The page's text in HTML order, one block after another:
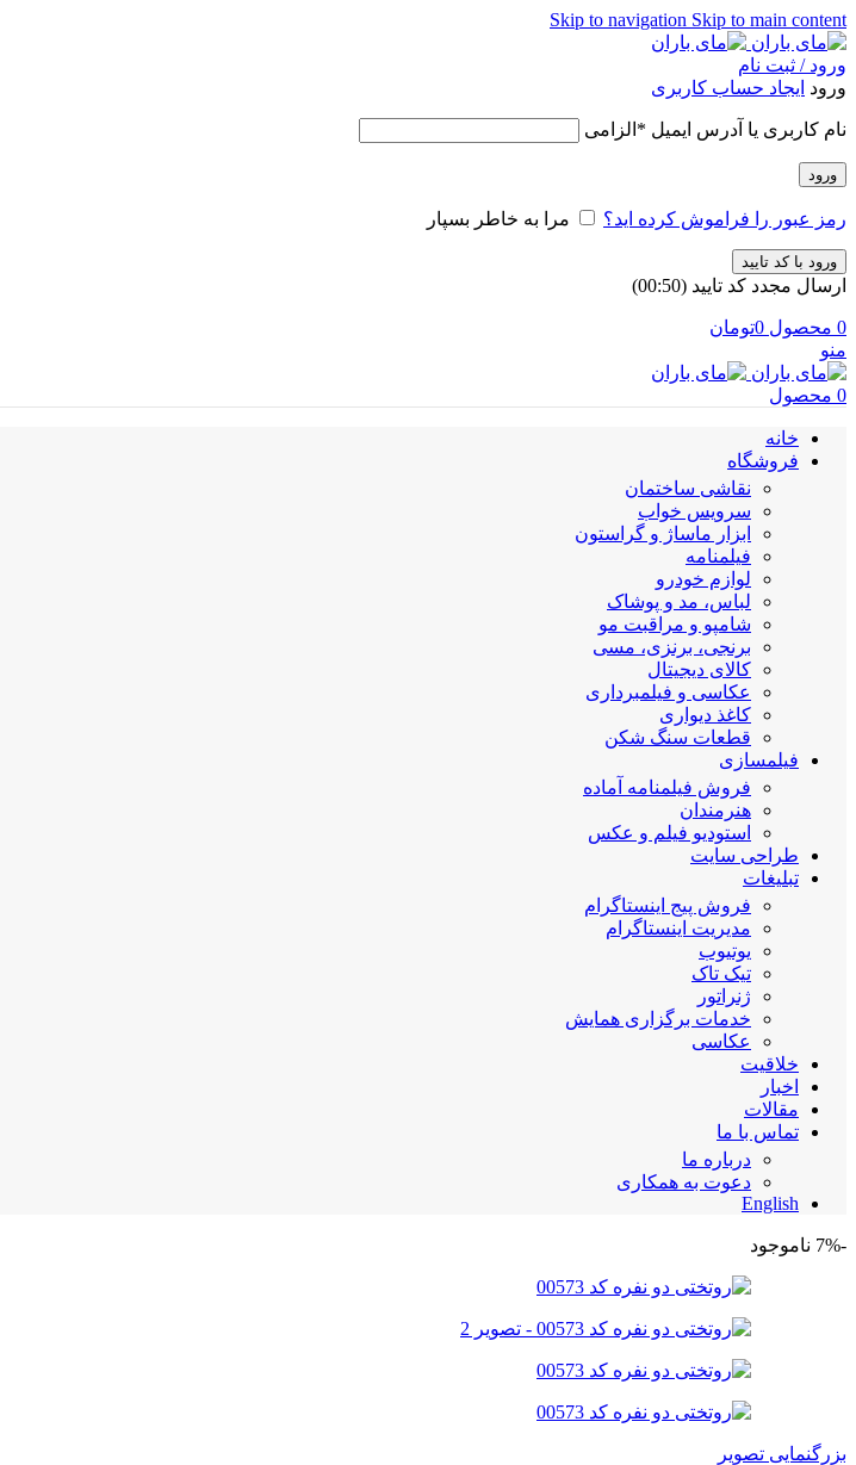
Skip to navigation Skip to main content
ورود / ثبت نام
ورود ایجاد حساب کاربری
نام کاربری یا آدرس ایمیل * الزامی
ورود
رمز عبور را فراموش کرده اید؟ مرا به خاطر بسپار
ورود با کد تایید
ارسال مجدد کد تایید (00:
50
)
0 محصول 0تومان
منو
0 محصول
خانه
فروشگاه
نقاشی ساختمان
سرویس خواب
ابزار ماساژ و گراستون
فیلمنامه
لوازم خودرو
لباس، مد و پوشاک
شامپو و مراقبت مو
برنجی، برنزی، مسی
کالای دیجیتال
عکاسی و فیلمبرداری
کاغذ دیواری
قطعات سنگ شکن
فیلمسازی
فروش فیلمنامه آماده
هنرمندان
استودیو فیلم و عکس
طراحی سایت
تبلیغات
فروش پیج اینستاگرام
مدیریت اینستاگرام
یوتیوب
تیک تاک
ژنراتور
خدمات برگزاری همایش
عکاسی
خلاقیت
اخبار
مقالات
تماس با ما
درباره ما
دعوت به همکاری
English
-7% ناموجود
بزرگنمایی تصویر